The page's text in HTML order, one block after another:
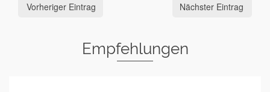
Vorheriger Eintrag Nächster Eintrag
Empfehlungen